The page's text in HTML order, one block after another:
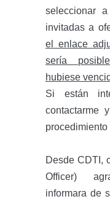
seleccionar
invitadas a
el enlace
sería
hubiese
Si están
contactarme
Desde CDTI,
Officer)
informara de